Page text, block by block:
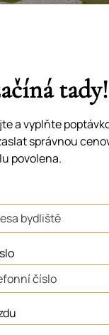
tady!
a vyplňte
správnou
povolena.